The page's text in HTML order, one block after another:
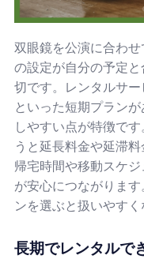
双眼鏡を公演に合わ
の設定が自分の予定
切です。レンタルサ
といった短期プラン
しやすい点が特徴で
うと延長料金や延滞
帰宅時間や移動スケ
が安心につながりま
ンを選ぶと扱いやすく
長期でレンタルで